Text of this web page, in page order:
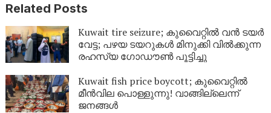
Related Posts
Kuwait tire seizure; കുവൈറ്റിൽ വൻ ടയർ
വേട്ട; പഴയ ടയറുകൾ മിനുക്കി വിൽക്കുന്ന
രഹസ്യ ഗോഡൗൺ പൂട്ടിച്ചു
Kuwait fish price boycott; കുവൈറ്റിൽ
മീൻവില പൊള്ളുന്നു! വാങ്ങില്ലെന്ന്
ജനങ്ങൾ